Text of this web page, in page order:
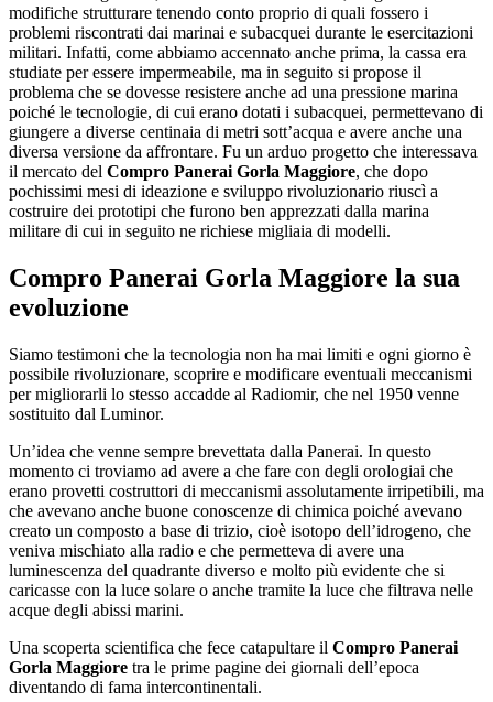
modifiche strutturare tenendo conto proprio di quali fossero i
problemi riscontrati dai marinai e subacquei durante le esercitazioni
militari. Infatti, come abbiamo accennato anche prima, la cassa era
studiate per essere impermeabile, ma in seguito si propose il
problema che se dovesse resistere anche ad una pressione marina
poiché le tecnologie, di cui erano dotati i subacquei, permettevano di
giungere a diverse centinaia di metri sott’acqua e avere anche una
diversa versione da affrontare. Fu un arduo progetto che interessava
il mercato del Compro Panerai Gorla Maggiore, che dopo
pochissimi mesi di ideazione e sviluppo rivoluzionario riuscì a
costruire dei prototipi che furono ben apprezzati dalla marina
militare di cui in seguito ne richiese migliaia di modelli.
Compro Panerai Gorla Maggiore la sua
evoluzione
Siamo testimoni che la tecnologia non ha mai limiti e ogni giorno è
possibile rivoluzionare, scoprire e modificare eventuali meccanismi
per migliorarli lo stesso accadde al Radiomir, che nel 1950 venne
sostituito dal Luminor.
Un’idea che venne sempre brevettata dalla Panerai. In questo
momento ci troviamo ad avere a che fare con degli orologiai che
erano provetti costruttori di meccanismi assolutamente irripetibili, ma
che avevano anche buone conoscenze di chimica poiché avevano
creato un composto a base di trizio, cioè isotopo dell’idrogeno, che
veniva mischiato alla radio e che permetteva di avere una
luminescenza del quadrante diverso e molto più evidente che si
caricasse con la luce solare o anche tramite la luce che filtrava nelle
acque degli abissi marini.
Una scoperta scientifica che fece catapultare il Compro Panerai
Gorla Maggiore tra le prime pagine dei giornali dell’epoca
diventando di fama intercontinentali.